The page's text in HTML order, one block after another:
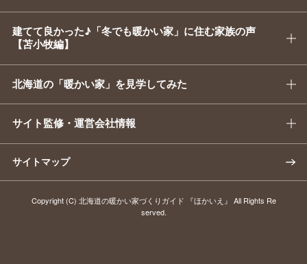
建てて良かった♪「冬でも暖かい家」に住む家族の声
【苫小牧編】
北海道の「暖かい家」を見学してみた
サイト監修・運営会社情報
サイトマップ
Copyright (C) 北海道の暖かい家づくりガイド 『ほかいえ』 All Rights Re
served.